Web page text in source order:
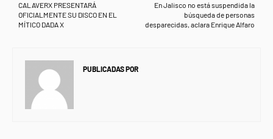
En Jalisco no está suspendida la
búsqueda de personas
desparecidas, aclara Enrique Alfaro
CALAVERX PRESENTARÁ
OFICIALMENTE SU DISCO EN EL
MÍTICO DADA X
PUBLICADAS POR